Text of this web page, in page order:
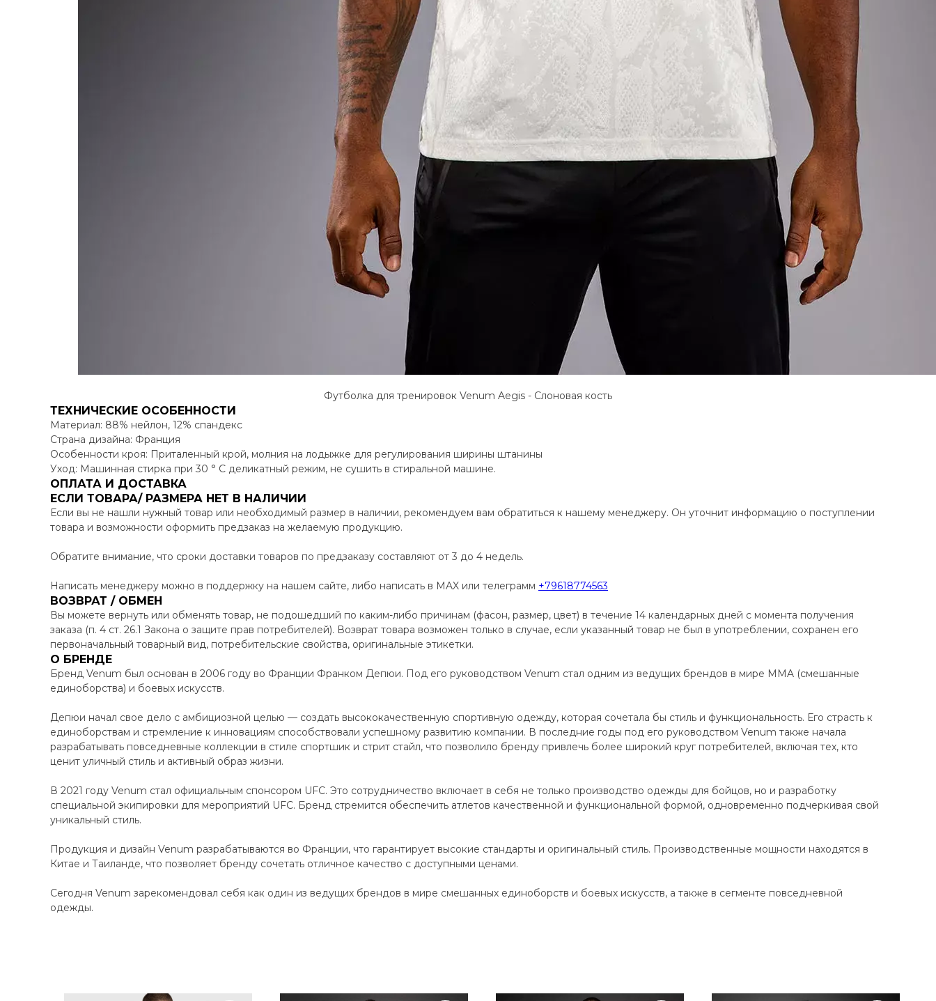
Футболка для тренировок Venum Aegis - Слоновая кость
ТЕХНИЧЕСКИЕ ОСОБЕННОСТИ
Материал: 88% нейлон, 12% спандекс
Страна дизайна: Франция
Особенности кроя: Приталенный крой, молния на лодыжке для регулирования ширины штанины
Уход: Машинная стирка при 30 ° C деликатный режим, не сушить в стиральной машине.
ОПЛАТА И ДОСТАВКА
ЕСЛИ ТОВАРА/ РАЗМЕРА НЕТ В НАЛИЧИИ
Если вы не нашли нужный товар или необходимый размер в наличии, рекомендуем вам обратиться к нашему менеджеру. Он уточнит информацию о поступлении
товара и возможности оформить предзаказ на желаемую продукцию.
Обратите внимание, что сроки доставки товаров по предзаказу составляют от 3 до 4 недель.
Написать менеджеру можно в поддержку на нашем сайте, либо написать в MAX или телеграмм +79618774563
ВОЗВРАТ / ОБМЕН
Вы можете вернуть или обменять товар, не подошедший по каким-либо причинам (фасон, размер, цвет) в течение 14 календарных дней с момента получения
заказа (п. 4 ст. 26.1 Закона о защите прав потребителей). Возврат товара возможен только в случае, если указанный товар не был в употреблении, сохранен его
первоначальный товарный вид, потребительские свойства, оригинальные этикетки.
О БРЕНДЕ
Бренд Venum был основан в 2006 году во Франции Франком Депюи. Под его руководством Venum стал одним из ведущих брендов в мире MMA (смешанные
единоборства) и боевых искусств.
Депюи начал свое дело с амбициозной целью — создать высококачественную спортивную одежду, которая сочетала бы стиль и функциональность. Его страсть к
единоборствам и стремление к инновациям способствовали успешному развитию компании. В последние годы под его руководством Venum также начала
разрабатывать повседневные коллекции в стиле спортшик и стрит стайл, что позволило бренду привлечь более широкий круг потребителей, включая тех, кто
ценит уличный стиль и активный образ жизни.
В 2021 году Venum стал официальным спонсором UFC. Это сотрудничество включает в себя не только производство одежды для бойцов, но и разработку
специальной экипировки для мероприятий UFC. Бренд стремится обеспечить атлетов качественной и функциональной формой, одновременно подчеркивая свой
уникальный стиль.
Продукция и дизайн Venum разрабатываются во Франции, что гарантирует высокие стандарты и оригинальный стиль. Производственные мощности находятся в
Китае и Таиланде, что позволяет бренду сочетать отличное качество с доступными ценами.
Сегодня Venum зарекомендовал себя как один из ведущих брендов в мире смешанных единоборств и боевых искусств, а также в сегменте повседневной
одежды.